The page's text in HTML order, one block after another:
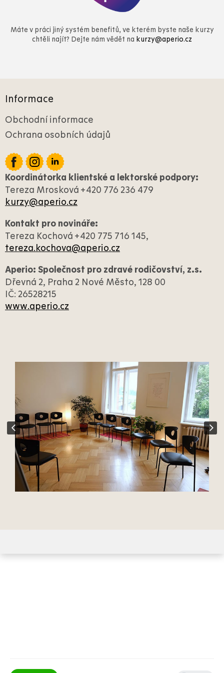
Máte v práci jiný systém benefitů, ve kterém byste naše kurzy
chtěli najít? Dejte nám vědět na kurzy@aperio.cz
a
Informace
Obchodní informace
Ochrana osobních údajů
Koordinátorka klientské a lektorské podpory:
Tereza Mrosková +420 776 236 479
kurzy@aperio.cz
Kontakt pro novináře:
Tereza Kochová +420 775 716 145,
tereza.kochova@aperio.cz
Aperio: Společnost pro zdravé rodičovství, z.s.
Dřevná 2, Praha 2 Nové Město, 128 00
IČ: 26528215
www.aperio.cz